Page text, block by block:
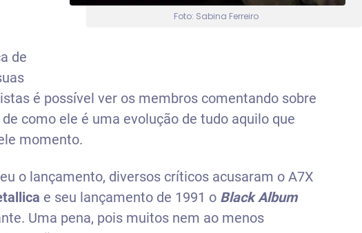
Foto: Sabina Ferreiro
de
é possível ver os membros comentando sobre
como ele é uma evolução de tudo aquilo que
momento.
o lançamento, diversos críticos acusaram o A7X
e seu lançamento de 1991 o Black Album
Uma pena, pois muitos nem ao menos